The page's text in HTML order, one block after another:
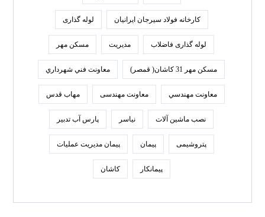
كارخانه فولاد سيرجان ايرانيان لوله گذاری
لوله گذاری فاضلاب مدیریت مسکن مهر
مسکن مهر 31 کاشان( قمصر) معاونت فني شهرداري
معاونت مهندسي معاونت مهندسی مهاب قدس
نصب ماشین آلات نیاسر پارس‌ آب تدبير
پتروشیمی پیمان پیمان مدیریت عملیات
پیمانکار کاشان